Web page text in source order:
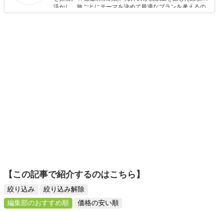
活かし、旅ごとにテーマを決めて最適なプランを考えるの
が得意。また、アパレルショップでの販売経験もあり。誰
【この記事で紹介するのはこちら】
絞り込み
絞り込み解除
編集部のおすすめ順
価格の安い順